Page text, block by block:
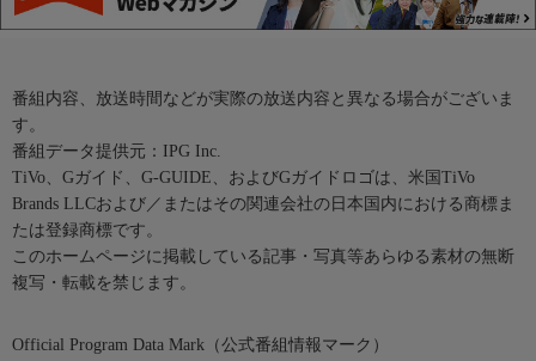
番組内容、放送時間などが実際の放送内容と異なる場合がございま
す。
番組データ提供元：IPG Inc.
TiVo、Gガイド、G-GUIDE、およびGガイドロゴは、米国TiVo
Brands LLCおよび／またはその関連会社の日本国内における商標ま
たは登録商標です。
このホームページに掲載している記事・写真等あらゆる素材の無断
複写・転載を禁じます。
Official Program Data Mark（公式番組情報マーク）